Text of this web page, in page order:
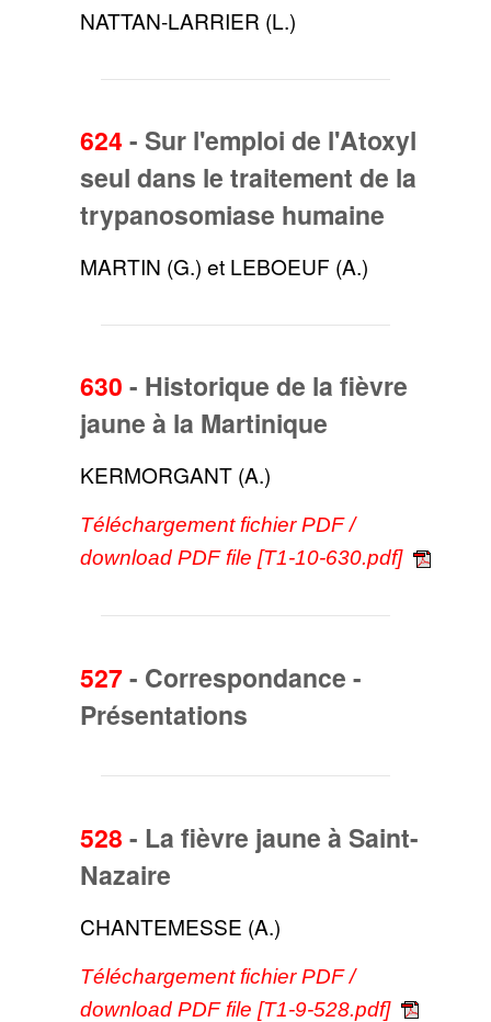
NATTAN-LARRIER (L.)
624 - Sur l'emploi de l'Atoxyl
seul dans le traitement de la
trypanosomiase humaine
MARTIN (G.) et LEBOEUF (A.)
630 - Historique de la fièvre
jaune à la Martinique
KERMORGANT (A.)
Téléchargement fichier PDF /
download PDF file [T1-10-630.pdf]
527- Correspondance -
Présentations
528 - La fièvre jaune à Saint-
Nazaire
CHANTEMESSE (A.)
Téléchargement fichier PDF /
download PDF file [T1-9-528.pdf]